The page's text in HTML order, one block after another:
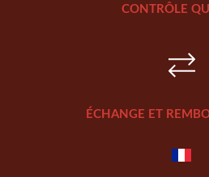
CONTRÔLE
ÉCHANGE ET